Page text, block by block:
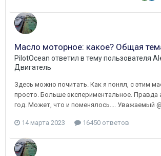
Масло моторное: какое? Общая
PilotOcean ответил в тему пользователя
Двигатель
Здесь можно почитать. Как я понял, с этим
просто. Больше экспериментальное. Правда
год. Может, что и поменялось.... Уважаемый
14 марта 2023 16450 ответов